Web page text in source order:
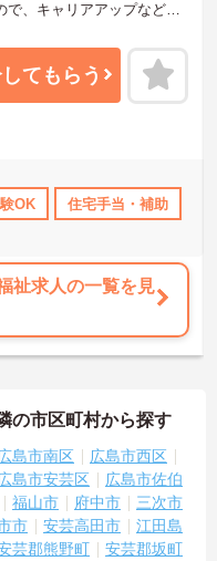
取得実績あり ボーナス・賞
で、キャリアアップなど成
がる施設で経験を積むこ
さらに詳細をお話いたし
てもらう
OK 住宅手当・補助
祉求人の一覧を見
の市区町村から探す
島市南区
広島市西区
島市安芸区
広島市佐伯
福山市 府中市
三次市
市 安芸高田市
江田島
芸郡熊野町
安芸郡坂町